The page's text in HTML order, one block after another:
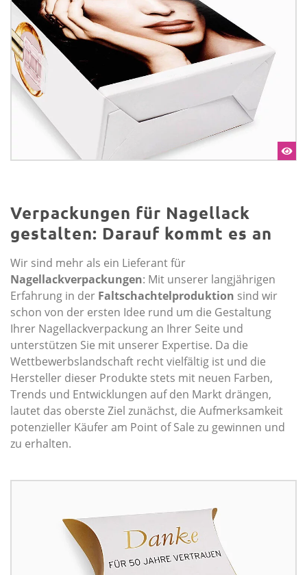
Verpackungen für Nagellack
gestalten: Darauf kommt es an
Wir sind mehr als ein Lieferant für
Nagellackverpackungen: Mit unserer langjährigen
Erfahrung in der Faltschachtelproduktion sind wir
schon von der ersten Idee rund um die Gestaltung
Ihrer Nagellackverpackung an Ihrer Seite und
unterstützen Sie mit unserer Expertise. Da die
Wettbewerbslandschaft recht vielfältig ist und die
Hersteller dieser Produkte stets mit neuen Farben,
Trends und Entwicklungen auf den Markt drängen,
lautet das oberste Ziel zunächst, die Aufmerksamkeit
potenzieller Käufer am Point of Sale zu gewinnen und
zu erhalten.